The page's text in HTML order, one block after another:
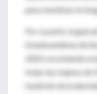
para reestimar el
Por su parte, la guía
Estadounidense de
2020, recomienda
todas las mujeres de
medición de la